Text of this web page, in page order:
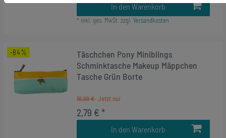
In den Warenkorb
* inkl. ges. MwSt. zzgl. Versandkosten
-84%
Täschchen Pony Miniblings
Schminktasche Makeup Mäppchen
Tasche Grün Borte
16,99 €
2,79 € *
In den Warenkorb